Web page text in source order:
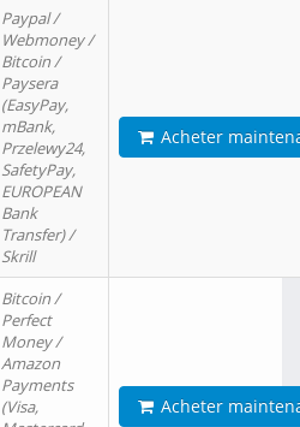
Paypal /
Webmoney /
Bitcoin /
Paysera
(EasyPay,
mBank,
Przelewy24,
SafetyPay,
EUROPEAN
Bank
Transfer) /
Skrill
Acheter
Bitcoin /
Perfect
Money /
Amazon
Payments
(Visa,
Acheter